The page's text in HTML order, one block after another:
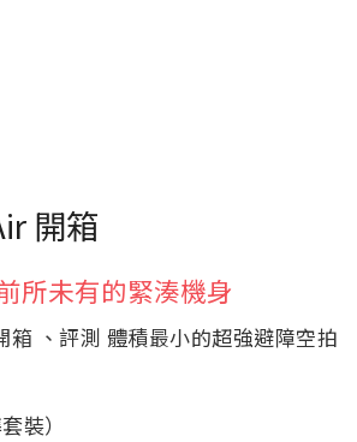
開箱
所未有的緊湊機身
裝）